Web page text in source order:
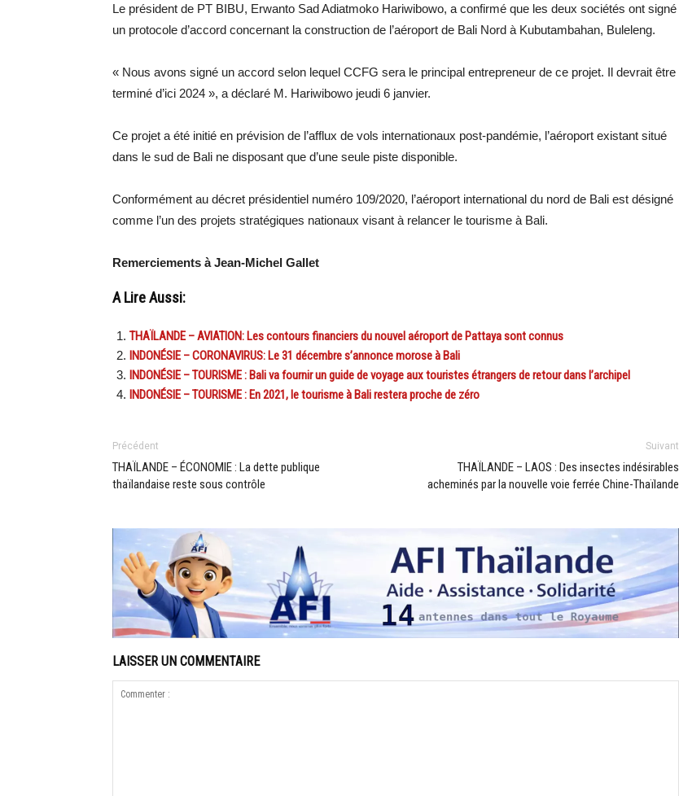
Le président de PT BIBU, Erwanto Sad Adiatmoko Hariwibowo, a confirmé que les deux sociétés ont signé
un protocole d’accord concernant la construction de l’aéroport de Bali Nord à Kubutambahan, Buleleng.
« Nous avons signé un accord selon lequel CCFG sera le principal entrepreneur de ce projet. Il devrait être
terminé d’ici 2024 », a déclaré M. Hariwibowo jeudi 6 janvier.
Ce projet a été initié en prévision de l’afflux de vols internationaux post-pandémie, l’aéroport existant situé
dans le sud de Bali ne disposant que d’une seule piste disponible.
Conformément au décret présidentiel numéro 109/2020, l’aéroport international du nord de Bali est désigné
comme l’un des projets stratégiques nationaux visant à relancer le tourisme à Bali.
Remerciements à Jean-Michel Gallet
A Lire Aussi:
THAÏLANDE – AVIATION: Les contours financiers du nouvel aéroport de Pattaya sont connus
INDONÉSIE – CORONAVIRUS: Le 31 décembre s’annonce morose à Bali
INDONÉSIE – TOURISME : Bali va fournir un guide de voyage aux touristes étrangers de retour dans l’archipel
INDONÉSIE – TOURISME : En 2021, le tourisme à Bali restera proche de zéro
Précédent
THAÏLANDE – ÉCONOMIE : La dette publique
thaïlandaise reste sous contrôle
Suivant
THAÏLANDE – LAOS : Des insectes indésirables
acheminés par la nouvelle voie ferrée Chine-Thaïlande
LAISSER UN COMMENTAIRE